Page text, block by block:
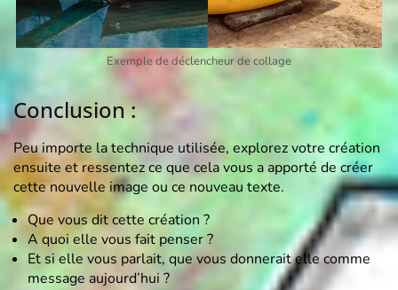
Exemple de déclencheur de collage
Conclusion :
Peu importe la technique utilisée, explorez votre création
ensuite et ressentez ce que cela vous a apporté de créer
cette nouvelle image ou ce nouveau texte.
Que vous dit cette création ?
A quoi elle vous fait penser ?
Et si elle vous parlait, que vous donnerait elle comme
message aujourd’hui ?